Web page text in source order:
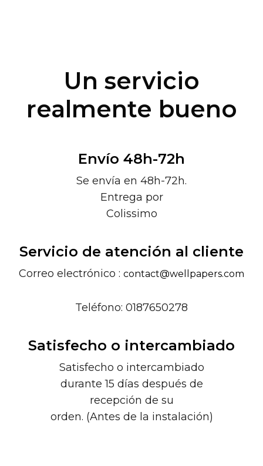
Un servicio
realmente bueno
Envío 48h-72h
Se envía en 48h-72h.
Entrega por
Colissimo
Servicio de atención al cliente
Correo electrónico : contact@wellpapers.com
Teléfono: 0187650278
Satisfecho o intercambiado
Satisfecho o intercambiado
durante 15 días después de
recepción de su
orden. (Antes de la instalación)